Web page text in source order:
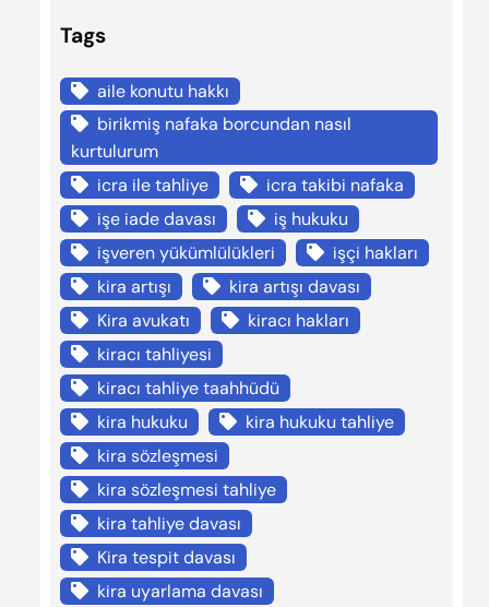
Tags
aile konutu hakkı
birikmiş nafaka borcundan nasıl
kurtulurum
icra ile tahliye
icra takibi nafaka
işe iade davası
iş hukuku
işveren yükümlülükleri
işçi hakları
kira artışı
kira artışı davası
Kira avukatı
kiracı hakları
kiracı tahliyesi
kiracı tahliye taahhüdü
kira hukuku
kira hukuku tahliye
kira sözleşmesi
kira sözleşmesi tahliye
kira tahliye davası
Kira tespit davası
kira uyarlama davası